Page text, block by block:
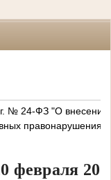
№ 24-ФЗ "О внесении
правонарушениях"
февраля